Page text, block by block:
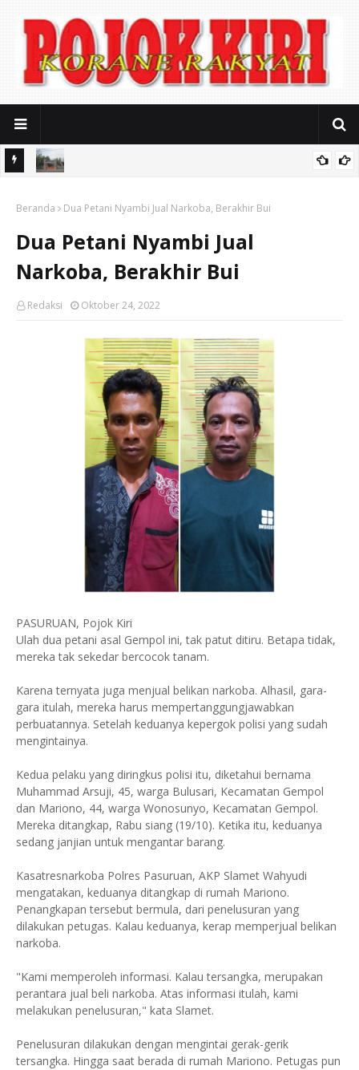
Seragam Mahal dan Iuran Komite
Beranda Dua Petani Nyambi Jual Narkoba, Berakhir Bui
Dua Petani Nyambi Jual
Narkoba, Berakhir Bui
Redaksi Oktober 24, 2022
PASURUAN, Pojok Kiri
Ulah dua petani asal Gempol ini, tak patut ditiru. Betapa tidak,
mereka tak sekedar bercocok tanam.
Karena ternyata juga menjual belikan narkoba. Alhasil, gara-
gara itulah, mereka harus mempertanggungjawabkan
perbuatannya. Setelah keduanya kepergok polisi yang sudah
mengintainya.
Kedua pelaku yang diringkus polisi itu, diketahui bernama
Muhammad Arsuji, 45, warga Bulusari, Kecamatan Gempol
dan Mariono, 44, warga Wonosunyo, Kecamatan Gempol.
Mereka ditangkap, Rabu siang (19/10). Ketika itu, keduanya
sedang janjian untuk mengantar barang.
Kasatresnarkoba Polres Pasuruan, AKP Slamet Wahyudi
mengatakan, keduanya ditangkap di rumah Mariono.
Penangkapan tersebut bermula, dari penelusuran yang
dilakukan petugas. Kalau keduanya, kerap memperjual belikan
narkoba.
"Kami memperoleh informasi. Kalau tersangka, merupakan
perantara jual beli narkoba. Atas informasi itulah, kami
melakukan penelusuran," kata Slamet.
Penelusuran dilakukan dengan mengintai gerak-gerik
tersangka. Hingga saat berada di rumah Mariono. Petugas pun